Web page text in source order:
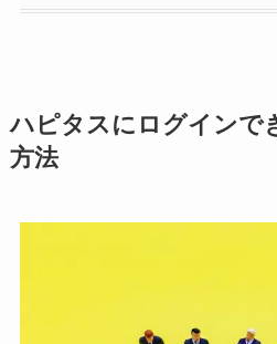
ハピタスにログインで
方法